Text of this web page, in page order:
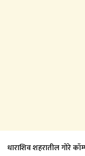
धाराशिव शहरातील गोरे